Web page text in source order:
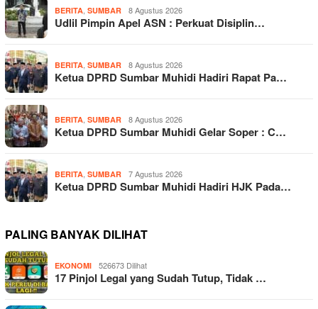
BERITA SUMBAR 8 Agustus 2026
Udlil Pimpin Apel ASN : Perkuat Disiplin…
BERITA SUMBAR 8 Agustus 2026
Ketua DPRD Sumbar Muhidi Hadiri Rapat Pa…
BERITA SUMBAR 8 Agustus 2026
Ketua DPRD Sumbar Muhidi Gelar Soper : C…
BERITA SUMBAR 7 Agustus 2026
Ketua DPRD Sumbar Muhidi Hadiri HJK Pada…
PALING BANYAK DILIHAT
EKONOMI 526673 Dilihat
17 Pinjol Legal yang Sudah Tutup, Tidak …